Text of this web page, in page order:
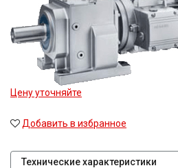
Цену уточняйте
Добавить в избранное
Технические характеристики